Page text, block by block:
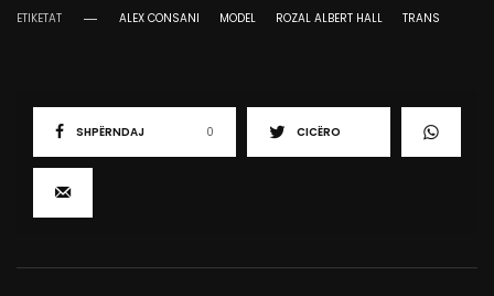
ETIKETAT ALEX CONSANI MODEL ROZAL ALBERT HALL TRANS
SHPËRNDAJ 0 CICËRO